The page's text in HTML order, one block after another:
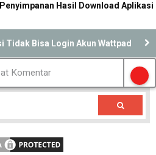
Hasil Download Aplikasi
Tidak Bisa Login Akun Wattpad
Komentar